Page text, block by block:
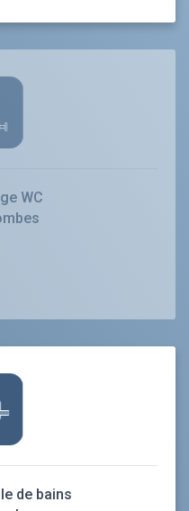
WC
de bains